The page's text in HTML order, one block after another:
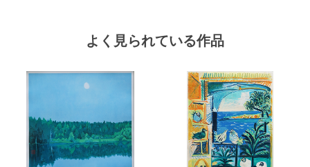
よく見られている作品